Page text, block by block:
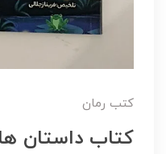
کتب رمان
کتاب داستان